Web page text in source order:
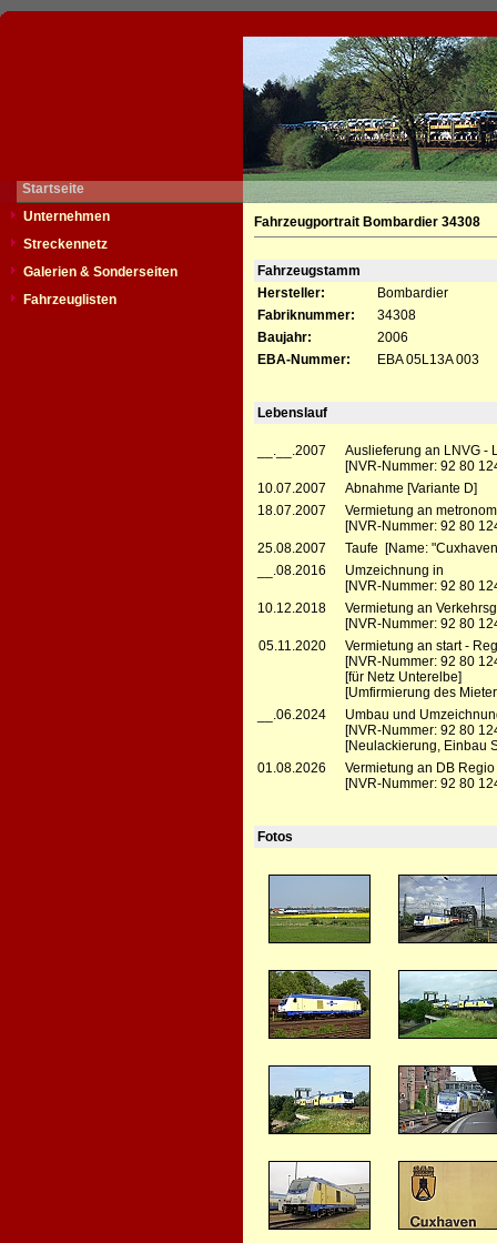
Startseite
Unternehmen
Streckennetz
Galerien & Sonderseiten
Fahrzeuglisten
Fahrzeugportrait Bombardier 34308
Fahrzeugstamm
Hersteller:
Bombardier
Fabriknummer:
34308
Baujahr:
2006
EBA-Nummer:
EBA 05L13A 003
Lebenslauf
__.__.2007
Auslieferung an LNVG -
[NVR-Nummer: 92 80
10.07.2007
Abnahme [Variante D]
18.07.2007
Vermietung an
[NVR-Nummer: 92 80
25.08.2007
Taufe [Name:
__.08.2016
Umzeichnung in
[NVR-Nummer: 92 80
10.12.2018
Vermietung an
[NVR-Nummer: 92 80
05.11.2020
Vermietung an start -
[NVR-Nummer: 92 80
[für Netz Unterelbe]
[Umfirmierung des
__.06.2024
Umbau und
[NVR-Nummer: 92 80
[Neulackierung, Einbau
01.08.2026
Vermietung an DB
[NVR-Nummer: 92 80
Fotos